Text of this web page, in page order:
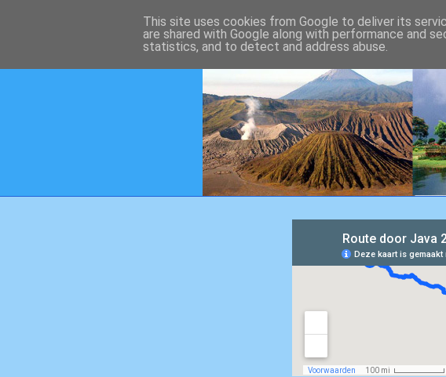
This site uses cookies from Google to deliver its
are shared with Google along with performance and
statistics, and to detect and address abuse.